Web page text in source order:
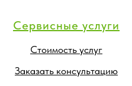
Сервисные услуги
Стоимость услуг
Заказать консультацию